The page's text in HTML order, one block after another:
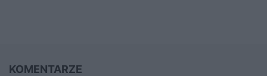
KOMENTARZE